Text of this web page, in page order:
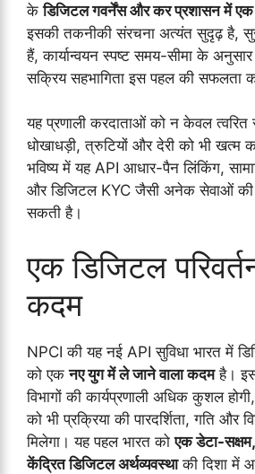
केडिजिटल गवर्नेंस और कर प्रशासन में एक
इसकी तकनीकी संरचना अत्यंत सुदृढ़ है,
हैं, कार्यान्वयन स्पष्ट समय-सीमा के
सक्रिय सहभागिता इस पहल की सफलता
यह प्रणाली करदाताओं को न केवल त्वरित
धोखाधड़ी, त्रुटियों और देरी को भी खत्म
भविष्य में यह API आधार-पैन लिंकिंग,
और डिजिटल KYC जैसी अनेक सेवाओं की
सकती है।
एक डिजिटल
कदम
NPCI की यह नई API सुविधा भारत में
को एकनए युग में ले जाने वाला कदमहै।
विभागों की कार्यप्रणाली अधिक कुशल
को भी प्रक्रिया की पारदर्शिता, गति और
मिलेगा। यह पहल भारत कोएक डेटा-
केंद्रित डिजिटल अर्थव्यवस्थाकी दिशा में